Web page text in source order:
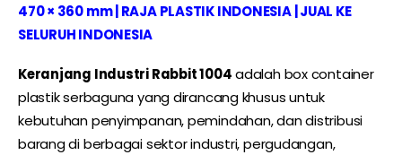
470 × 360 mm | RAJA PLASTIK INDONESIA | JUAL KE
SELURUH INDONESIA
Keranjang Industri Rabbit 1004adalah box container
plastik serbaguna yang dirancang khusus untuk
kebutuhan penyimpanan, pemindahan, dan distribusi
barang di berbagai sektor industri, pergudangan,